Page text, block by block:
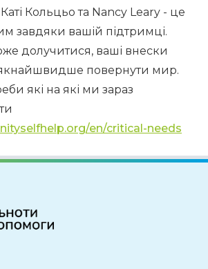
Кольцьо та Nancy Leary - це
завдяки вашій підтримці.
долучитися, ваші внески
повернути мир.
які на які ми зараз
en/critical-needs